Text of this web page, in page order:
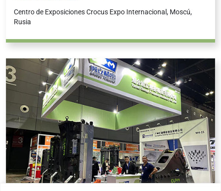
Centro de Exposiciones Crocus Expo Internacional, Moscú,
Rusia